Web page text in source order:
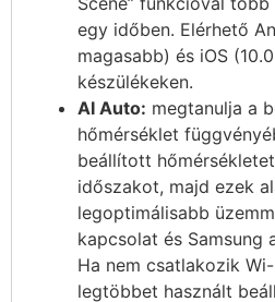
egy időben. Elérhető
magasabb) és iOS
készülékeken.
AI Auto: megtanulja a
hőmérséklet
beállított
időszakot, majd ezek
legoptimálisabb
kapcsolat és Samsung
Ha nem csatlakozik
legtöbbet használt